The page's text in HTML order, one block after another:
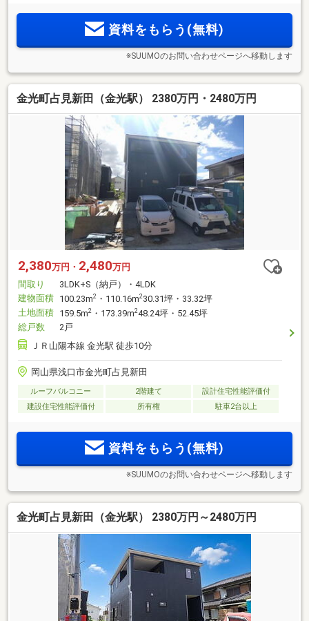
資料をもらう(無料)
※SUUMOのお問い合わせページへ移動します
金光町占見新田（金光駅） 2380万円・2480万円
2,380万円・ 2,480万円
間取り
3LDK+S（納戸）・4LDK
建物面積 100.23m2 ・110.16m2 30.31坪・33.32坪
土地面積 159.5m2 ・173.39m248.24坪・52.45坪
総戸数
2戸
ＪＲ山陽本線 金光駅 徒歩10分
岡山県浅口市金光町占見新田
ルーフバルコニー 2階建て
設計住宅性能評価付
建設住宅性能評価付
所有権 駐車2台以上
資料をもらう(無料)
※SUUMOのお問い合わせページへ移動します
金光町占見新田（金光駅） 2380万円～2480万円